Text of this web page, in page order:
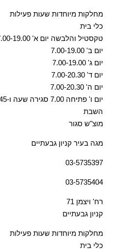
מחלקות מיוחדות שעות פעילות
כלי בית
טקסטיל והלבשה יום א' 7.00-19.00
יום ב' 7.00-19.00
יום ג' 7.00-19.00
יום ד' 7.00-20.30
יום ה' 7.00-20.30
השבת
מוצ"ש סגור
מגה בעיר קניון גבעתיים
03-5735397
03-5735404
רח' ויצמן 71
קניון גבעתיים
מחלקות מיוחדות שעות פעילות
כלי בית